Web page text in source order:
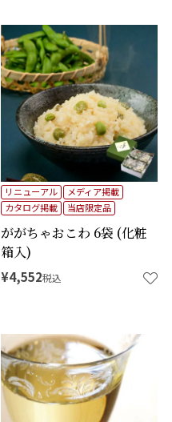
ががちゃおこわ 6袋 (化粧
箱入)
リニューアル
メディア掲載
カタログ掲載
当店限定品
¥4,552税込